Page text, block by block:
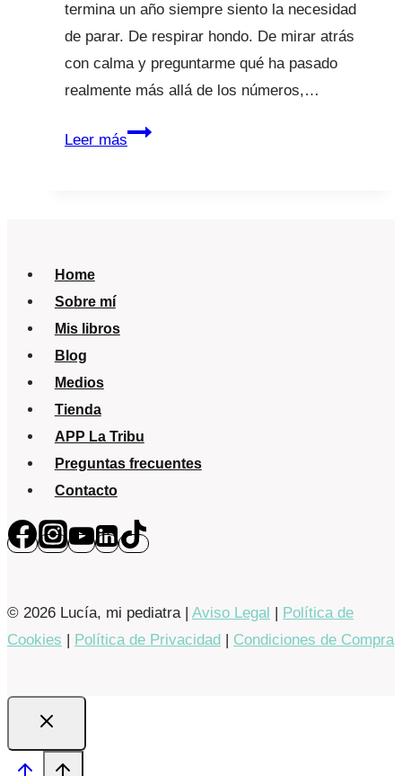
termina un año siempre siento la necesidad
de parar. De respirar hondo. De mirar atrás
con calma y preguntarme qué ha pasado
realmente más allá de los números,…
Leer más2025
Home
Sobre mí
Mis libros
Blog
Medios
Tienda
APP La Tribu
Preguntas frecuentes
Contacto
© 2026 Lucía, mi pediatra | Aviso Legal | Política de
Cookies | Política de Privacidad | Condiciones de Compra